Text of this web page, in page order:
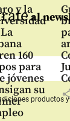
y la
160
para
jóvenes
su
al
productos